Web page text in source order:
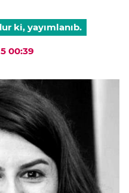
ki, yayımlanıb.
00:39